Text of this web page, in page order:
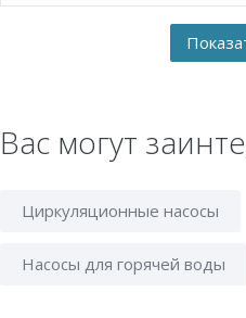
Вас могут
Циркуляционные насосы
Насосы для горячей воды